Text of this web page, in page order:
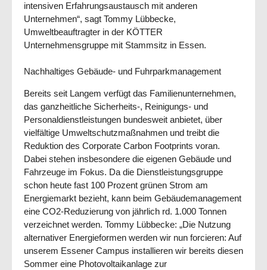
intensiven Erfahrungsaustausch mit anderen
Unternehmen“, sagt Tommy Lübbecke,
Umweltbeauftragter in der KÖTTER
Unternehmensgruppe mit Stammsitz in Essen.
Nachhaltiges Gebäude- und Fuhrparkmanagement
Bereits seit Langem verfügt das Familienunternehmen,
das ganzheitliche Sicherheits-, Reinigungs- und
Personaldienstleistungen bundesweit anbietet, über
vielfältige Umweltschutzmaßnahmen und treibt die
Reduktion des Corporate Carbon Footprints voran.
Dabei stehen insbesondere die eigenen Gebäude und
Fahrzeuge im Fokus. Da die Dienstleistungsgruppe
schon heute fast 100 Prozent grünen Strom am
Energiemarkt bezieht, kann beim Gebäudemanagement
eine CO2-Reduzierung von jährlich rd. 1.000 Tonnen
verzeichnet werden. Tommy Lübbecke: „Die Nutzung
alternativer Energieformen werden wir nun forcieren: Auf
unserem Essener Campus installieren wir bereits diesen
Sommer eine Photovoltaikanlage zur